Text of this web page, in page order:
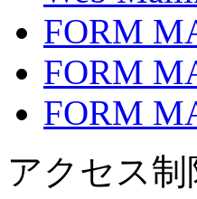
FORM
FORM
FORM
アクセス制